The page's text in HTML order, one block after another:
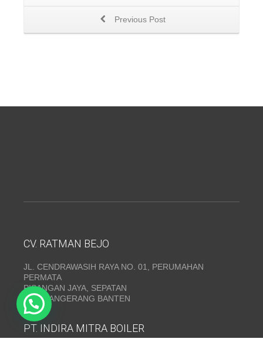
Previous Post
CV. RATMAN BEJO
JL. CENDRAWASIH RAYA NO. 01, PERUMAHAN
PERMATA
PISANGAN JAYA, SEPATAN
KAB. TANGERANG BANTEN
PT. INDIRA MITRA BOILER